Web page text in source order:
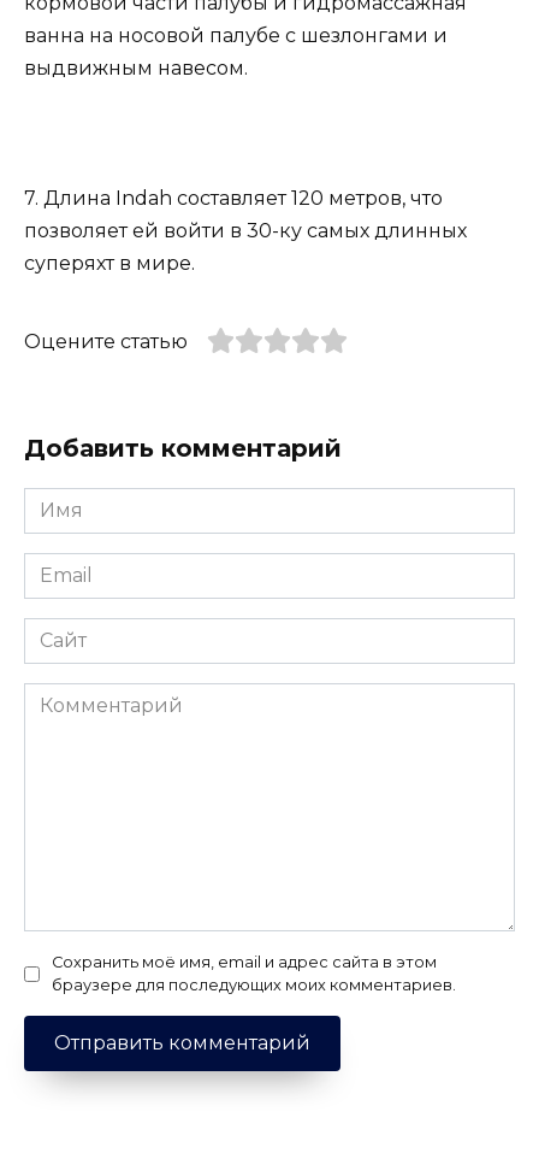
ванна на носовой палубе с шезлонгами и
выдвижным навесом.
7. Длина Indah составляет 120 метров, что
позволяет ей войти в 30-ку самых длинных
суперяхт в мире.
Оцените статью
Добавить комментарий
Имя
*
Email
*
Сайт
Комментарий
Сохранить моё имя, email и адрес сайта в этом
браузере для последующих моих комментариев.